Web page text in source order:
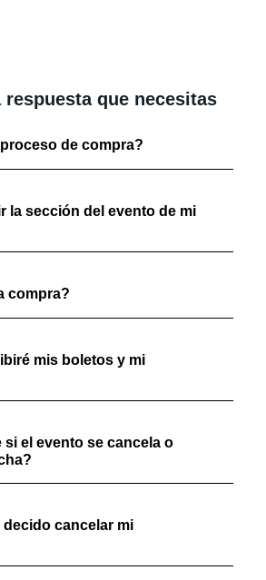
respuesta que necesitas
de compra?
la sección del evento de mi
compra?
mis boletos y mi
si el evento se cancela o
decido cancelar mi